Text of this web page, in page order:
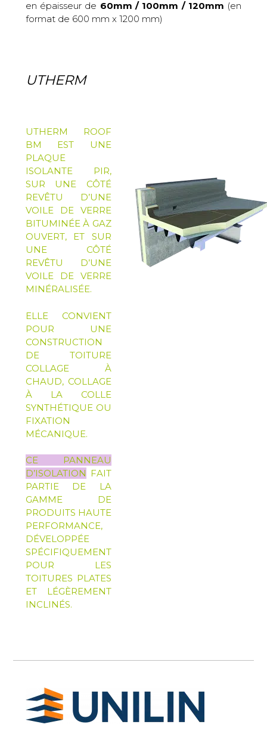
en épaisseur de 60mm / 100mm / 120mm (en
format de 600 mm x 1200 mm)
UTHERM
UTHERM ROOF
BM EST UNE
PLAQUE
ISOLANTE PIR,
SUR UNE CÔTÉ
REVÊTU D’UNE
VOILE DE VERRE
BITUMINÉE À GAZ
OUVERT, ET SUR
UNE CÔTÉ
REVÊTU D’UNE
VOILE DE VERRE
MINÉRALISÉE.
ELLE CONVIENT
POUR UNE
CONSTRUCTION
DE TOITURE
COLLAGE À
CHAUD, COLLAGE
À LA COLLE
SYNTHÉTIQUE OU
FIXATION
MÉCANIQUE.
CE PANNEAU
D’ISOLATION FAIT
PARTIE DE LA
GAMME DE
PRODUITS HAUTE
PERFORMANCE,
DÉVELOPPÉE
SPÉCIFIQUEMENT
POUR LES
TOITURES PLATES
ET LÉGÈREMENT
INCLINÉS.